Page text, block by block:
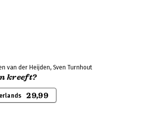
van der Heijden, Sven Turnhout
kreeft?
29,99